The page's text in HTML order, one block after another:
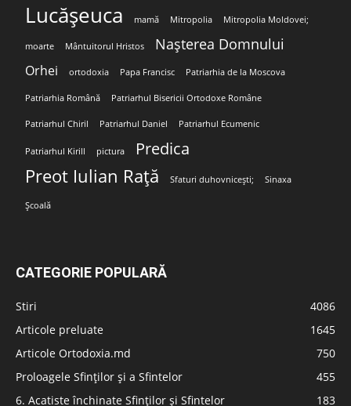
Lucășeuca mamă Mitropolia Mitropolia Moldovei;
moarte Mântuitorul Hristos Nașterea Domnului
Orhei ortodoxia Papa Francisc Patriarhia de la Moscova
Patriarhia Română Patriarhul Bisericii Ortodoxe Române
Patriarhul Chiril Patriarhul Daniel Patriarhul Ecumenic
Patriarhul Kirill pictura Predica
Preot Iulian Rață Sfaturi duhovnicești; Sinaxa
Școală
CATEGORIE POPULARĂ
Stiri
4086
Articole preluate
1645
Articole Ortodoxia.md
750
Proloagele Sfinților și a Sfintelor
455
6. Acatiste închinate Sfinților și Sfintelor
183